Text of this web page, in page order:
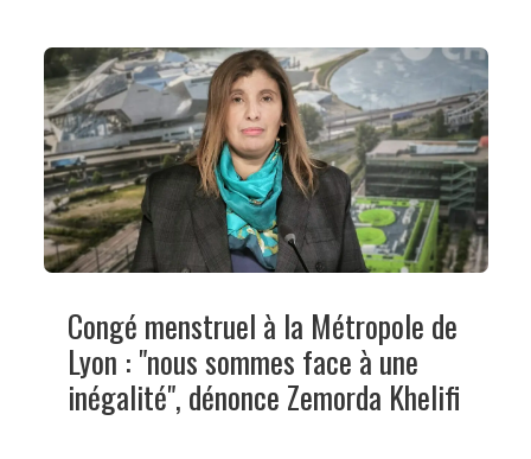
Congé menstruel à la Métropole de
Lyon : "nous sommes face à une
inégalité", dénonce Zemorda Khelifi